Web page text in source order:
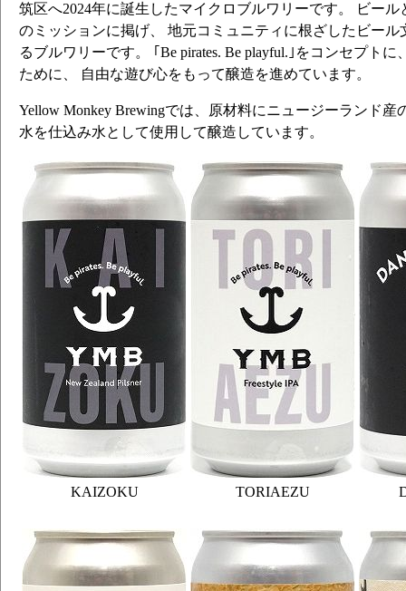
筑区へ2024年に誕生したマイクロブルワリーです。 ビー
のミッションに掲げ、 地元コミュニティに根ざしたビール
るブルワリーです。 ｢Be pirates. Be playful.｣をコンセプト
ために、 自由な遊び心をもって醸造を進めています。
Yellow Monkey Brewingでは、原材料にニュージーランド産
水を仕込み水として使用して醸造しています。
KAIZOKU TORIAEZU